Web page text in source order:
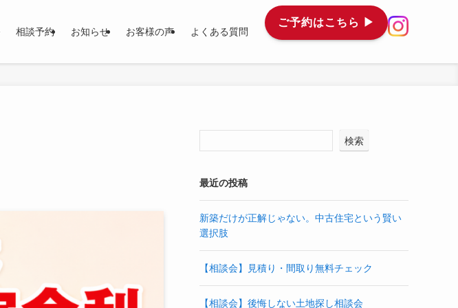
相談予約 お知らせ お客様の声 よくある質問
ご予約はこちら ▶︎
検索
最近の投稿
新築だけが正解じゃない。中古住宅という賢い
選択肢
【相談会】見積り・間取り無料チェック
【相談会】後悔しない土地探し相談会